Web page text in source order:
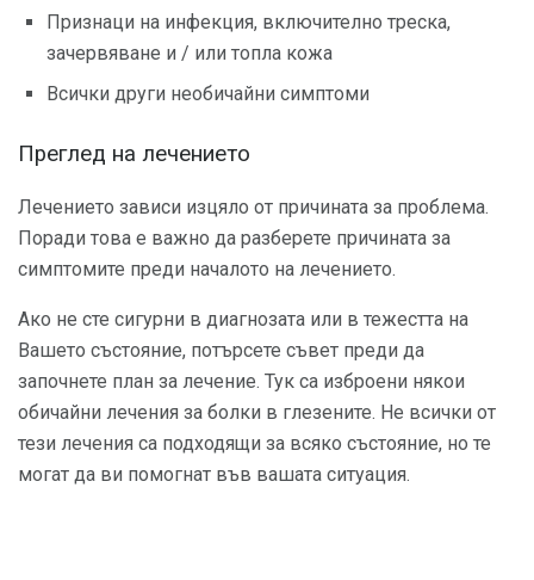
Признаци на инфекция, включително треска,
зачервяване и / или топла кожа
Всички други необичайни симптоми
Преглед на лечението
Лечението зависи изцяло от причината за проблема.
Поради това е важно да разберете причината за
симптомите преди началото на лечението.
Ако не сте сигурни в диагнозата или в тежестта на
Вашето състояние, потърсете съвет преди да
започнете план за лечение. Тук са изброени някои
обичайни лечения за болки в глезените. Не всички от
тези лечения са подходящи за всяко състояние, но те
могат да ви помогнат във вашата ситуация.